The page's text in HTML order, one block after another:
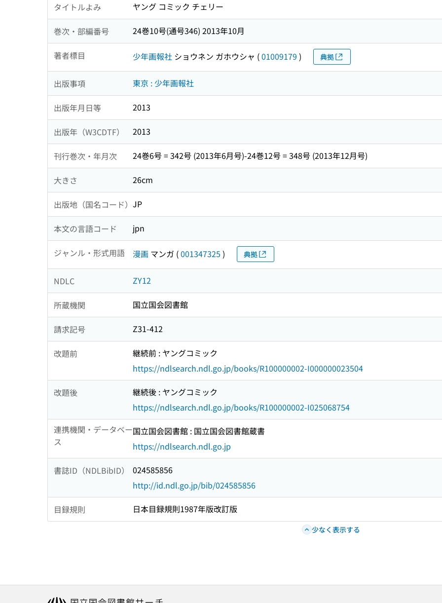
タイトルよみ ヤング コミック チェリー
巻次・部編番号 24巻10号(通号346) 2013年10月
著者標目 少年画報社 ショウネン ガホウシャ (01009179 ) 典拠
出版事項 東京 : 少年画報社
出版年月日等 2013
出版年（W3CDTF） 2013
刊行巻次・年月次 24巻6号 = 342号 (2013年6月号)-24巻12号 = 348号 (2013年12月号)
大きさ 26cm
出版地（国名コード） JP
本文の言語コード jpn
ジャンル・形式用語 漫画 マンガ (001347325 ) 典拠
NDLC ZY12
所蔵機関 国立国会図書館
請求記号 Z31-412
改題前
継続前 : ヤングコミック
https://ndlsearch.ndl.go.jp/books/R100000002-I000000023504
改題後
継続後 : ヤングコミック
https://ndlsearch.ndl.go.jp/books/R100000002-I025068754
連携機関・データベー
ス
国立国会図書館 : 国立国会図書館蔵書
https://ndlsearch.ndl.go.jp
書誌ID（NDLBibID）
024585856
http://id.ndl.go.jp/bib/024585856
目録規則 日本目録規則1987年版改訂版
少なく表示する